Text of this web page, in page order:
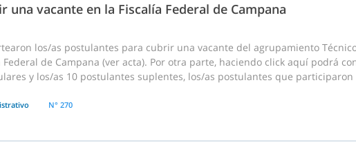
una vacante en la Fiscalía Federal de Campana
los/as postulantes para cubrir una vacante del agrupamiento
de Campana (ver acta). Por otra parte, haciendo click aquí podrá
y los/as 10 postulantes suplentes, los/as postulantes que
N° 270